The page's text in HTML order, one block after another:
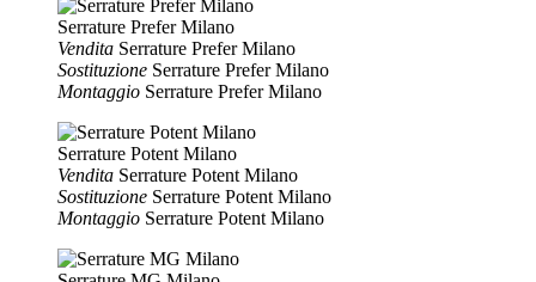
Serrature Prefer Milano
Vendita Serrature Prefer Milano
Sostituzione Serrature Prefer Milano
Montaggio Serrature Prefer Milano
Serrature Potent Milano
Vendita Serrature Potent Milano
Sostituzione Serrature Potent Milano
Montaggio Serrature Potent Milano